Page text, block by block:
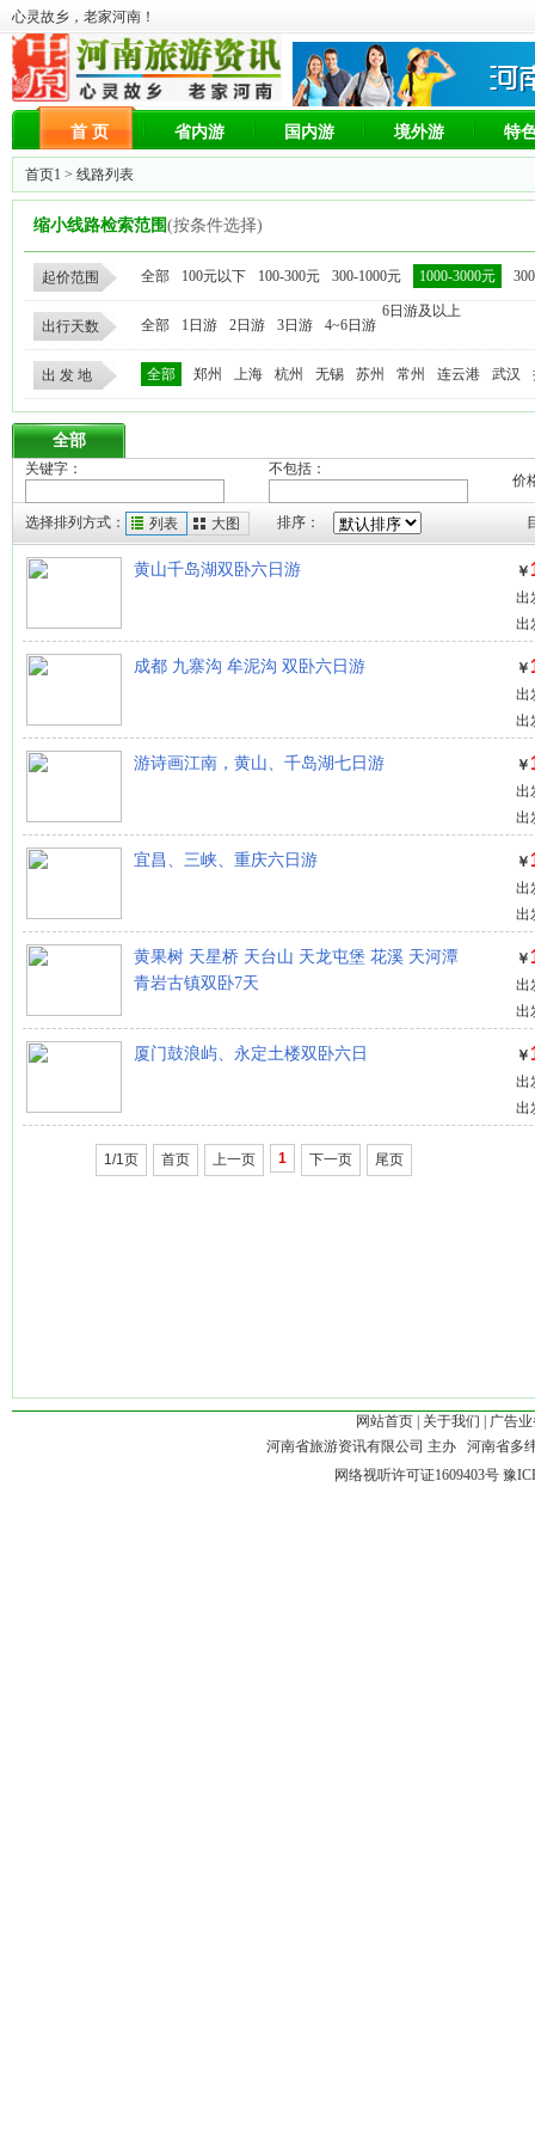
心灵故乡，老家河南！
首 页 省内游 国内游 境外游 特
首页1 > 线路列表
缩小线路检索范围(按条件选择)
起价范围 全部 100元以下 100-300元 300-1000元 1000-3000元
出行天数 全部 1日游 2日游 3日游 4~6日游
6日游及以上
出 发 地 全部 郑州 上海 杭州 无锡 苏州 常州 连云港 武汉
全部
关键字： 不包括：
价
选择排列方式： 列表 大图 排序：
黄山千岛湖双卧六日游 ￥
出
出
成都 九寨沟 牟泥沟 双卧六日游 ￥
出
出
游诗画江南，黄山、千岛湖七日游 ￥
出
出
宜昌、三峡、重庆六日游 ￥
出
出
黄果树 天星桥 天台山 天龙屯堡 花溪 天河潭
青岩古镇双卧7天
￥
出
出
厦门鼓浪屿、永定土楼双卧六日 ￥
出
出
1/1页 首页 上一页 1 下一页 尾页
网站首页 关于我们
广告
河南省旅游资讯有限公司 主办 河南省多
网络视听许可证1609403号豫